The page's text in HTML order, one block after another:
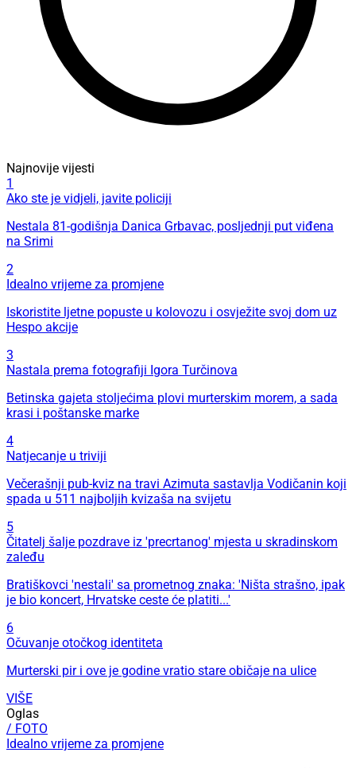
Najnovije vijesti
1
Ako ste je vidjeli, javite policiji
Nestala 81-godišnja Danica Grbavac, posljednji put viđena
na Srimi
2
Idealno vrijeme za promjene
Iskoristite ljetne popuste u kolovozu i osvježite svoj dom uz
Hespo akcije
3
Nastala prema fotografiji Igora Turčinova
Betinska gajeta stoljećima plovi murterskim morem, a sada
krasi i poštanske marke
4
Natjecanje u triviji
Večerašnji pub-kviz na travi Azimuta sastavlja Vodičanin koji
spada u 511 najboljih kvizaša na svijetu
5
Čitatelj šalje pozdrave iz 'precrtanog' mjesta u skradinskom
zaleđu
Bratiškovci 'nestali' sa prometnog znaka: 'Ništa strašno, ipak
je bio koncert, Hrvatske ceste će platiti...'
6
Očuvanje otočkog identiteta
Murterski pir i ove je godine vratio stare običaje na ulice
VIŠE
Oglas
/ FOTO
Idealno vrijeme za promjene